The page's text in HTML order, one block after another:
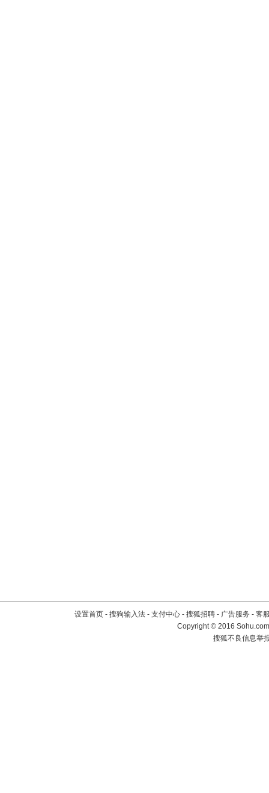
设置首页 - 搜狗输入法 - 支付中心 - 搜狐招聘 - 广告服务 - 客
Copyright©2016
搜狐不良信息举